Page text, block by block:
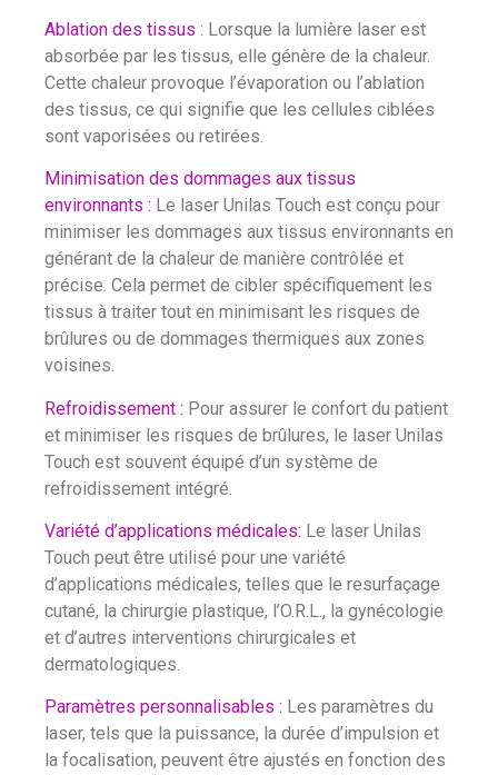
Ablation des tissus : Lorsque la lumière laser est
absorbée par les tissus, elle génère de la chaleur.
Cette chaleur provoque l’évaporation ou l’ablation
des tissus, ce qui signifie que les cellules ciblées
sont vaporisées ou retirées.
Minimisation des dommages aux tissus
environnants : Le laser Unilas Touch est conçu pour
minimiser les dommages aux tissus environnants en
générant de la chaleur de manière contrôlée et
précise. Cela permet de cibler spécifiquement les
tissus à traiter tout en minimisant les risques de
brûlures ou de dommages thermiques aux zones
voisines.
Refroidissement : Pour assurer le confort du patient
et minimiser les risques de brûlures, le laser Unilas
Touch est souvent équipé d’un système de
refroidissement intégré.
Variété d’applications médicales: Le laser Unilas
Touch peut être utilisé pour une variété
d’applications médicales, telles que le resurfaçage
cutané, la chirurgie plastique, l’O.R.L., la gynécologie
et d’autres interventions chirurgicales et
dermatologiques.
Paramètres personnalisables : Les paramètres du
laser, tels que la puissance, la durée d’impulsion et
la focalisation, peuvent être ajustés en fonction des